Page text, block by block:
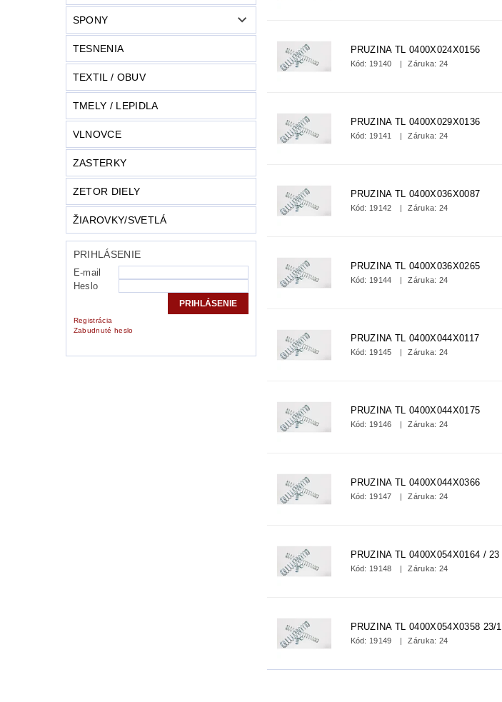
SPONY
TESNENIA
TEXTIL / OBUV
TMELY / LEPIDLA
VLNOVCE
ZASTERKY
ZETOR DIELY
ŽIAROVKY/SVETLÁ
PRIHLÁSENIE
E-mail
Heslo
Registrácia
Zabudnuté heslo
PRUZINA TL 0400X024X0156
Kód: 19140 Záruka: 24
PRUZINA TL 0400X029X0136
Kód: 19141 Záruka: 24
PRUZINA TL 0400X036X0087
Kód: 19142 Záruka: 24
PRUZINA TL 0400X036X0265
Kód: 19144 Záruka: 24
PRUZINA TL 0400X044X0117
Kód: 19145 Záruka: 24
PRUZINA TL 0400X044X0175
Kód: 19146 Záruka: 24
PRUZINA TL 0400X044X0366
Kód: 19147 Záruka: 24
PRUZINA TL 0400X054X0164 / 23
Kód: 19148 Záruka: 24
PRUZINA TL 0400X054X0358 23/1
Kód: 19149 Záruka: 24